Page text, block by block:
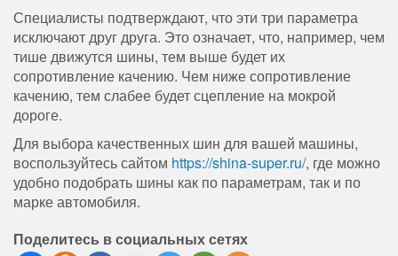
Специалисты подтверждают, что эти три параметра
исключают друг друга. Это означает, что, например, чем
тише движутся шины, тем выше будет их
сопротивление качению. Чем ниже сопротивление
качению, тем слабее будет сцепление на мокрой
дороге.
Для выбора качественных шин для вашей машины,
воспользуйтесь сайтом https://shina-super.ru/, где можно
удобно подобрать шины как по параметрам, так и по
марке автомобиля.
Поделитесь в социальных сетях